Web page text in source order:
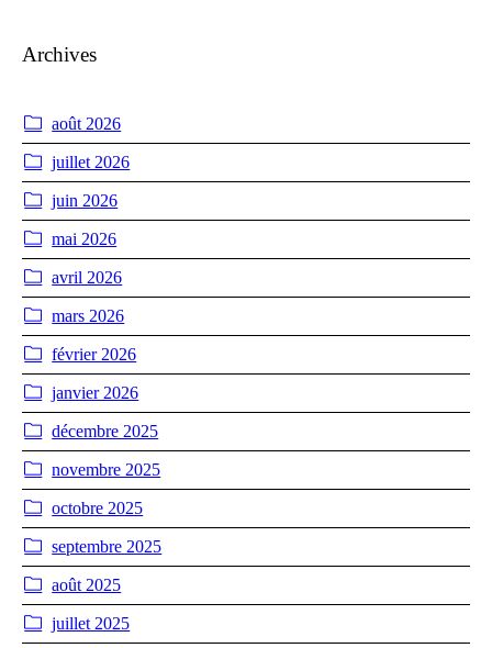
Archives
août 2026
juillet 2026
juin 2026
mai 2026
avril 2026
mars 2026
février 2026
janvier 2026
décembre 2025
novembre 2025
octobre 2025
septembre 2025
août 2025
juillet 2025